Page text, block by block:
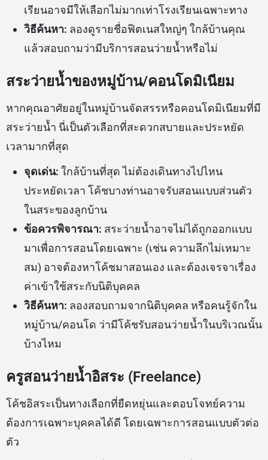
เรียนอาจมีให้เลือกไม่มากเท่าโรงเรียนเฉพาะทาง
วิธีค้นหา: ลองดูรายชื่อฟิตเนสใหญ่ๆ ใกล้บ้านคุณ
แล้วสอบถามว่ามีบริการสอนว่ายน้ำหรือไม่
สระว่ายน้ำของหมู่บ้าน/คอนโดมิเนียม
หากคุณอาศัยอยู่ในหมู่บ้านจัดสรรหรือคอนโดมิเนียมที่มี
สระว่ายน้ำ นี่เป็นตัวเลือกที่สะดวกสบายและประหยัด
เวลามากที่สุด
จุดเด่น: ใกล้บ้านที่สุด ไม่ต้องเดินทางไปไหน
ประหยัดเวลา โค้ชบางท่านอาจรับสอนแบบส่วนตัว
ในสระของลูกบ้าน
ข้อควรพิจารณา: สระว่ายน้ำอาจไม่ได้ถูกออกแบบ
มาเพื่อการสอนโดยเฉพาะ (เช่น ความลึกไม่เหมาะ
สม) อาจต้องหาโค้ชมาสอนเอง และต้องเจรจาเรื่อง
ค่าเข้าใช้สระกับนิติบุคคล
วิธีค้นหา: ลองสอบถามจากนิติบุคคล หรือคนรู้จักใน
หมู่บ้าน/คอนโด ว่ามีโค้ชรับสอนว่ายน้ำในบริเวณนั้น
บ้างไหม
ครูสอนว่ายน้ำอิสระ (Freelance)
โค้ชอิสระเป็นทางเลือกที่ยืดหยุ่นและตอบโจทย์ความ
ต้องการเฉพาะบุคคลได้ดี โดยเฉพาะการสอนแบบตัวต่อ
ตัว